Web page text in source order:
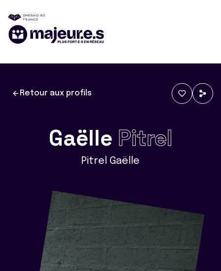
Retour aux profils
Gaëlle Pitrel
Pitrel Gaëlle